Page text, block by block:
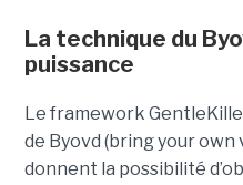
La technique du
puissance
Le framework
de Byovd (bring your
donnent la possibilité